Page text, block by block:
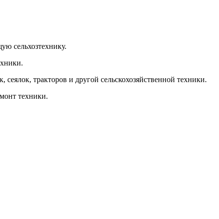
сельхозтехнику.
тракторов и другой сельскохозяйственной техники.
техники.